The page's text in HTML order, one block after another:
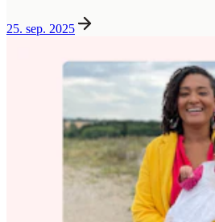
25. sep. 2025